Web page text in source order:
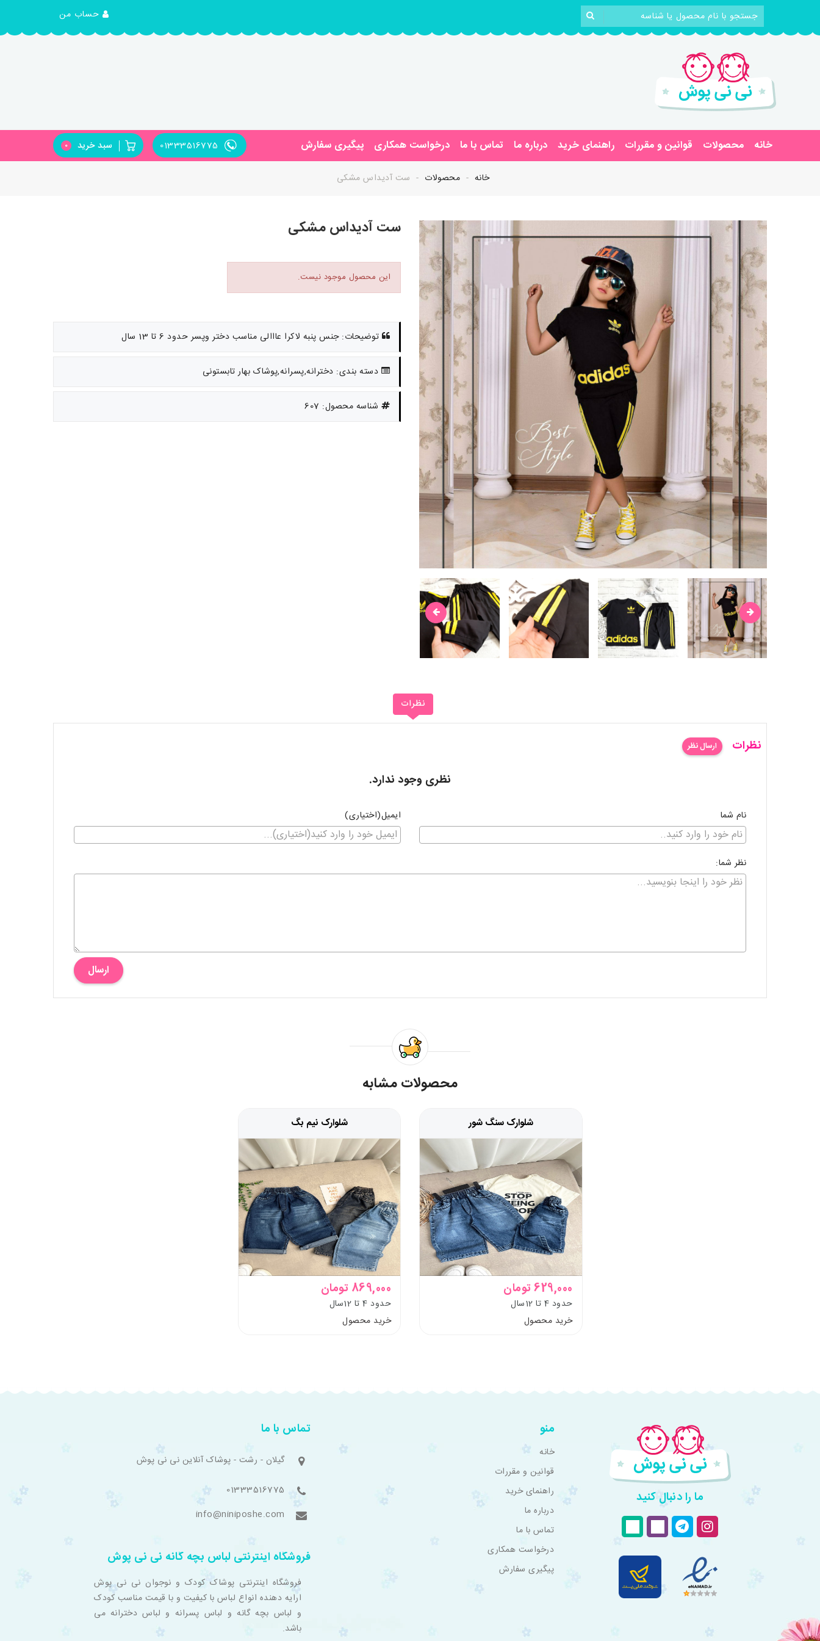
حساب من
خانه محصولات قوانین و مقررات راهنمای خرید درباره ما تماس با ما درخواست همکاری پیگیری سفارش سبد خرید 0 01333516775
خانه محصولات ست آدیداس مشکی
ست آدیداس مشکی
این محصول موجود نیست.
توضیحات: جنس پنبه لاکرا عااالی مناسب دختر وپسر حدود 6 تا 13 سال
دسته بندی: دخترانه,پسرانه,پوشاک بهار تابستونی
شناسه محصول: 607
نظرات
نظرات ارسال نظر
نظری وجود ندارد.
نام شما ایمیل(اختیاری)
نظر شما:
ارسال
محصولات مشابه
شلوارک سنگ شور
629,000 تومان
حدود 4 تا 12سال
خرید محصول
شلوارک نیم بگ
869,000 تومان
حدود 4 تا 12سال
خرید محصول
ما را دنبال کنید
منو
خانه
قوانین و مقررات
راهنمای خرید
درباره ما
تماس با ما
درخواست همکاری
پیگیری سفارش
تماس با ما
گیلان - رشت - پوشاک آنلاین نی نی پوش
01333516775
info@niniposhe.com
فروشگاه اینترنتی لباس بچه گانه نی نی پوش
فروشگاه اینترنتی پوشاک کودک و نوجوان نی نی پوش
ارایه دهنده انواع لباس با کیفیت و با قیمت مناسب کودک
و لباس بچه گانه و لباس پسرانه و لباس دخترانه می
باشد.